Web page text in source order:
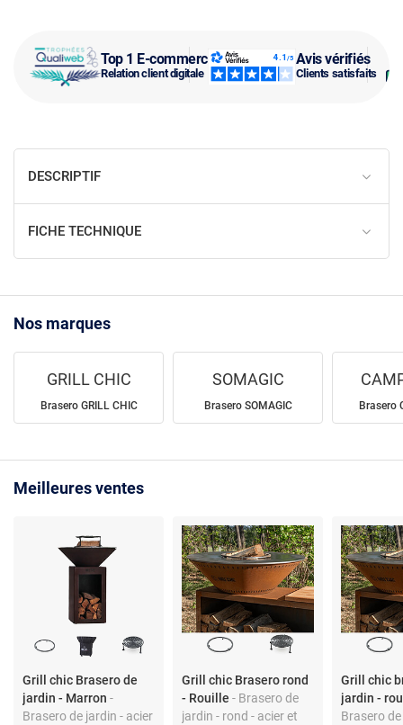
Top 1 E-commerce
Relation client digitale
Avis vérifiés
Clients satisfaits
DESCRIPTIF
FICHE TECHNIQUE
Nos marques
GRILL CHIC
Brasero GRILL CHIC
SOMAGIC
Brasero SOMAGIC Brasero
Meilleures ventes
Grill chic Brasero de
jardin - Marron -
Brasero de jardin - acier
Grill chic Brasero rond
- Rouille- Brasero de
jardin - rond - acier et
Grill chic
jardin -
Brasero